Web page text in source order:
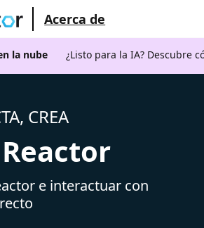
Acerca de
la nube ¿Listo para la IA? Descubre
CREA
e interactuar con